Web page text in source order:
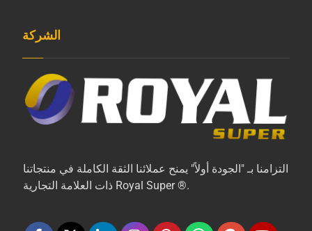
الشركة
التزامنا بـ "الجودة أولاً" يمنح عملائنا الثقة الكاملة في منتجاتنا
ذات العلامة التجارية Royal Super ®.